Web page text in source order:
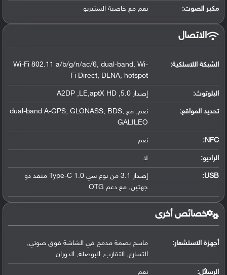
مكبر الصوت: نعم مع خاصية الستيريو
الاتصال
الشبكة اللاسلكية:
Wi-Fi 802.11 a/b/g/n/ac/6, dual-band, Wi-
Fi Direct, DLNA, hotspot
البلوتوث: إصدار 5.0, A2DP ,LE,aptX HD
تحديد المواقع:
نعم, مع dual-band A-GPS, GLONASS, BDS,
GALILEO
NFC
: نعم
الراديو: لا
USB
:
إصدار 3.1 من نوع سي Type-C 1.0 منفذ ذو
جهتين, مع دعم OTG
خصائص أخرى
أجهزة الاستشعار:
ماسح بصمة مدمج في الشاشة فوق صوتي,
التسارع, التقارب, البوصلة, الدوران
الرسائل: نعم